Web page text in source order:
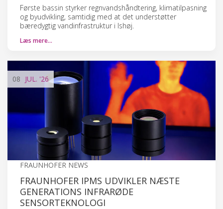
Første bassin styrker regnvandshåndtering, klimatilpasning
og byudvikling, samtidig med at det understøtter
bæredygtig vandinfrastruktur i Ishøj.
Læs mere…
08 JUL. '26
FRAUNHOFER NEWS
FRAUNHOFER IPMS UDVIKLER NÆSTE
GENERATIONS INFRARØDE
SENSORTEKNOLOGI